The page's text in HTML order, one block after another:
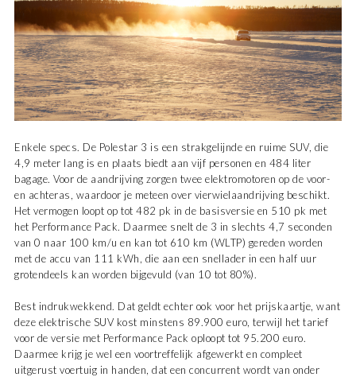
Enkele specs. De Polestar 3 is een strakgelijnde en ruime SUV, die
4,9 meter lang is en plaats biedt aan vijf personen en 484 liter
bagage. Voor de aandrijving zorgen twee elektromotoren op de voor-
en achteras, waardoor je meteen over vierwielaandrijving beschikt.
Het vermogen loopt op tot 482 pk in de basisversie en 510 pk met
het Performance Pack. Daarmee snelt de 3 in slechts 4,7 seconden
van 0 naar 100 km/u en kan tot 610 km (WLTP) gereden worden
met de accu van 111 kWh, die aan een snellader in een half uur
grotendeels kan worden bijgevuld (van 10 tot 80%).
Best indrukwekkend. Dat geldt echter ook voor het prijskaartje, want
deze elektrische SUV kost minstens 89.900 euro, terwijl het tarief
voor de versie met Performance Pack oploopt tot 95.200 euro.
Daarmee krijg je wel een voortreffelijk afgewerkt en compleet
uitgerust voertuig in handen, dat een concurrent wordt van onder